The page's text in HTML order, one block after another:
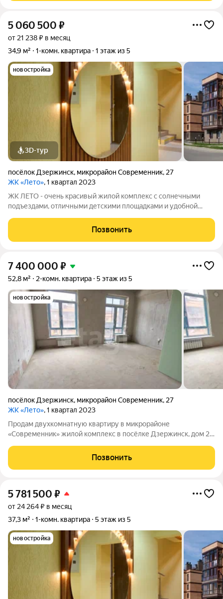
5 060 500 ₽
от 21 238 ₽ в месяц
34,9 м²
1-комн. квартира 1 этаж из 5
новостройка
3D-тур
посёлок Дзержинск, микрорайон Современник, 27
ЖК «Лето», 1 квартал 2023
ЖК ЛЕТО - очень красивый жилой комплекс с солнечными
подъездами, отличными детскими площадками и удобной
подобрать квартиру любой площади от небольшой
однокомнатной - 33,67 кв. м. до большой
Позвонить
7 400 000 ₽
52,8 м² 2-комн. квартира 5 этаж из 5
новостройка
посёлок Дзержинск, микрорайон Современник, 27
ЖК «Лето», 1 квартал 2023
Продам двухкомнатную квартиру в микрорайоне
«Современник» жилой комплекс в посёлке Дзержинск, дом 27.
2025 года постройки с предчистовой отделкой: выполнена
сухая стяжка пола, выровнены стены,
Позвонить
5 781 500 ₽
от 24 264 ₽ в месяц
37,3 м²
1-комн. квартира 5 этаж из 5
новостройка